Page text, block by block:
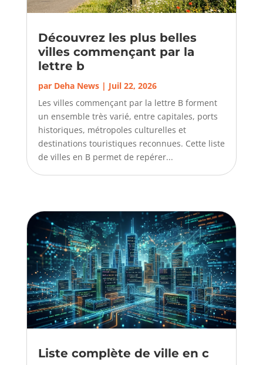
Découvrez les plus belles
villes commençant par la
lettre b
par Deha News| Juil 22, 2026
Les villes commençant par la lettre B forment
un ensemble très varié, entre capitales, ports
historiques, métropoles culturelles et
destinations touristiques reconnues. Cette liste
de villes en B permet de repérer...
Liste complète de ville en c